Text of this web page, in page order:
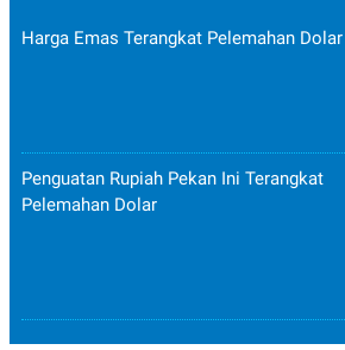
Harga Emas Terangkat Pelemahan Dolar
Penguatan Rupiah Pekan Ini Terangkat
Pelemahan Dolar